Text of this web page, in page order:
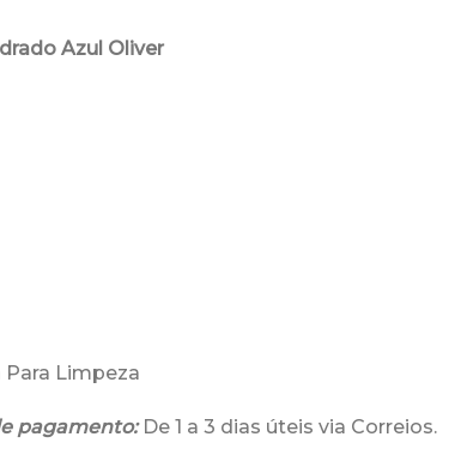
Azul Oliver
Para Limpeza
pagamento:De 1 a 3 dias úteis via Correios.